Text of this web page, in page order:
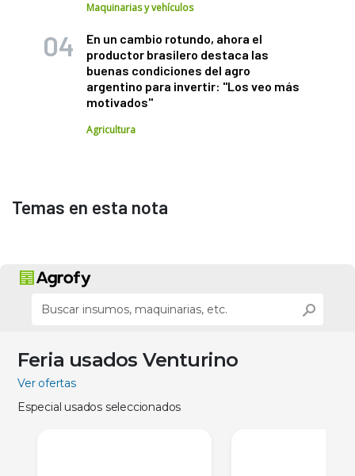
Maquinarias y vehículos
En un cambio rotundo, ahora el
productor brasilero destaca las
buenas condiciones del agro
argentino para invertir: "Los veo más
motivados"
Agricultura
Temas en esta nota
Feria usados Venturino
Ver ofertas
Especial usados seleccionados